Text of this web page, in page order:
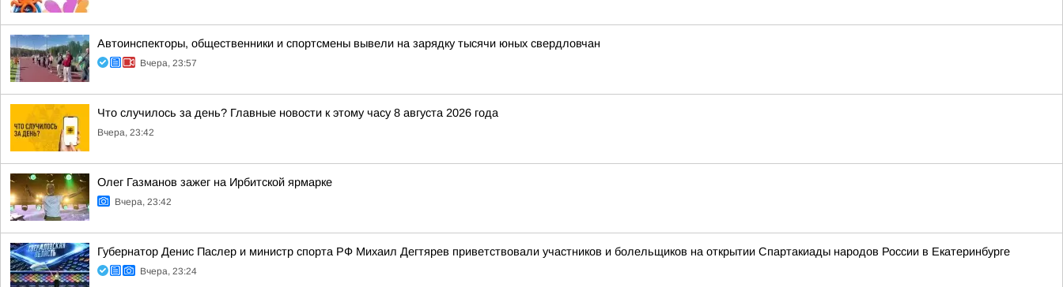
Автоинспекторы, общественники и спортсмены вывели на зарядку тысячи юных свердловчан
Вчера, 23:57
Что случилось за день? Главные новости к этому часу 8 августа 2026 года
Вчера, 23:42
Олег Газманов зажег на Ирбитской ярмарке
Вчера, 23:42
Губернатор Денис Паслер и министр спорта РФ Михаил Дегтярев приветствовали участников и болельщиков на открытии Спартакиады народов России в Екатеринбурге
Вчера, 23:24